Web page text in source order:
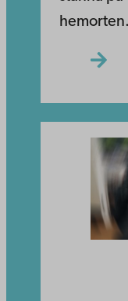
hemorten.